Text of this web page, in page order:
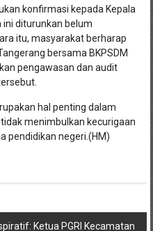
konfirmasi kepada Kepala
ini diturunkan belum
itu, masyarakat berharap
bersama BKPSDM
pengawasan dan audit
hal penting dalam
menimbulkan kecurigaan
pendidikan negeri.(HM)
Ketua PGRI Kecamatan